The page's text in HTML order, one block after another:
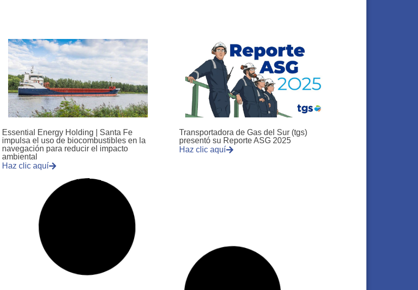
Essential Energy Holding | Santa Fe
impulsa el uso de biocombustibles en la
navegación para reducir el impacto
ambiental
Haz clic aquí
Transportadora de Gas del Sur (tgs)
presentó su Reporte ASG 2025
Haz clic aquí